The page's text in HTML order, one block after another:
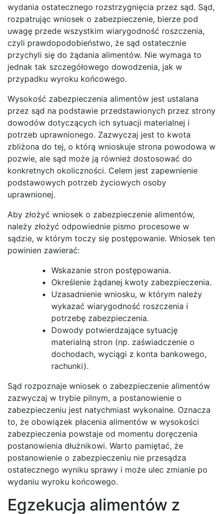
wydania ostatecznego rozstrzygnięcia przez sąd. Sąd,
rozpatrując wniosek o zabezpieczenie, bierze pod
uwagę przede wszystkim wiarygodność roszczenia,
czyli prawdopodobieństwo, że sąd ostatecznie
przychyli się do żądania alimentów. Nie wymaga to
jednak tak szczegółowego dowodzenia, jak w
przypadku wyroku końcowego.
Wysokość zabezpieczenia alimentów jest ustalana
przez sąd na podstawie przedstawionych przez strony
dowodów dotyczących ich sytuacji materialnej i
potrzeb uprawnionego. Zazwyczaj jest to kwota
zbliżona do tej, o którą wnioskuje strona powodowa w
pozwie, ale sąd może ją również dostosować do
konkretnych okoliczności. Celem jest zapewnienie
podstawowych potrzeb życiowych osoby
uprawnionej.
Aby złożyć wniosek o zabezpieczenie alimentów,
należy złożyć odpowiednie pismo procesowe w
sądzie, w którym toczy się postępowanie. Wniosek ten
powinien zawierać:
Wskazanie stron postępowania.
Określenie żądanej kwoty zabezpieczenia.
Uzasadnienie wniosku, w którym należy
wykazać wiarygodność roszczenia i
potrzebę zabezpieczenia.
Dowody potwierdzające sytuację
materialną stron (np. zaświadczenie o
dochodach, wyciągi z konta bankowego,
rachunki).
Sąd rozpoznaje wniosek o zabezpieczenie alimentów
zazwyczaj w trybie pilnym, a postanowienie o
zabezpieczeniu jest natychmiast wykonalne. Oznacza
to, że obowiązek płacenia alimentów w wysokości
zabezpieczenia powstaje od momentu doręczenia
postanowienia dłużnikowi. Warto pamiętać, że
postanowienie o zabezpieczeniu nie przesądza
ostatecznego wyniku sprawy i może ulec zmianie po
wydaniu wyroku końcowego.
Egzekucja alimentów z